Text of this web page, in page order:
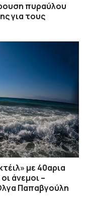
πυραύλου
για τους
με 40αρια
άνεμοι –
Παπαβγούλη